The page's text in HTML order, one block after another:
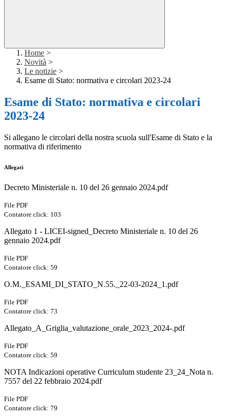
Home >
Novità >
Le notizie >
Esame di Stato: normativa e circolari 2023-24
Esame di Stato: normativa e circolari
2023-24
Si allegano le circolari della nostra scuola sull'Esame di Stato e la
normativa di riferimento
Allegati
Decreto Ministeriale n. 10 del 26 gennaio 2024.pdf
File PDF
Contatore click: 103
Allegato 1 - LICEI-signed_Decreto Ministeriale n. 10 del 26
gennaio 2024.pdf
File PDF
Contatore click: 59
O.M._ESAMI_DI_STATO_N.55._22-03-2024_1.pdf
File PDF
Contatore click: 73
Allegato_A_Griglia_valutazione_orale_2023_2024-.pdf
File PDF
Contatore click: 59
NOTA Indicazioni operative Curriculum studente 23_24_Nota n.
7557 del 22 febbraio 2024.pdf
File PDF
Contatore click: 79